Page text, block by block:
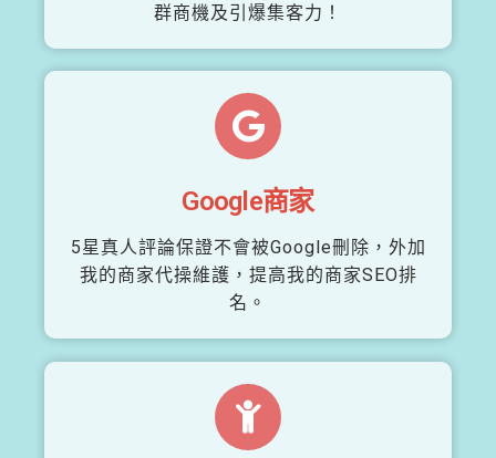
群商機及引爆集客力！
Google商家
5星真人評論保證不會被Google刪除，外加
我的商家代操維護，提高我的商家SEO排
名。